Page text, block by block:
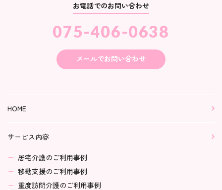
お電話でのお問い合わせ
075-406-0638
メールでお問い合わせ
HOME
サービス内容
居宅介護のご利用事例
移動支援のご利用事例
重度訪問介護のご利用事例